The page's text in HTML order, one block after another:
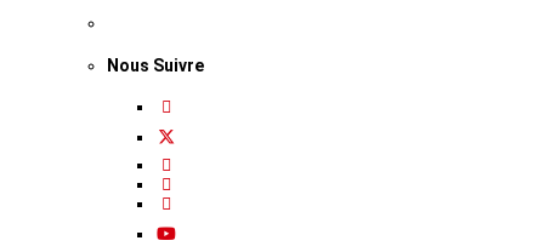
Nous Suivre